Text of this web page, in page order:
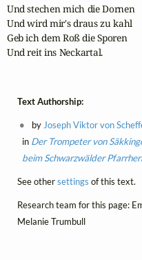
Und stechen mich die Dornen
Und wird mir's draus zu kahl
Geb ich dem Roß die Sporen
Und reit ins Neckartal.
Text Authorship:
by Joseph Viktor von
in Der Trompeter von
beim Schwarzwälder
See othersettings of this text.
Research team for this page:
Melanie Trumbull